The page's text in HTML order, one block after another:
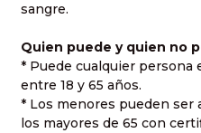
sangre.
Quien puede y quien no
* Puede cualquier persona
entre 18 y 65 años.
* Los menores pueden ser
los mayores de 65 con